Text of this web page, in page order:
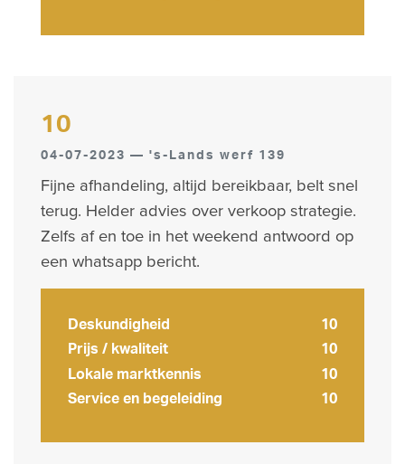
10
04-07-2023 — 's-Lands werf 139
Fijne afhandeling, altijd bereikbaar, belt snel
terug. Helder advies over verkoop strategie.
Zelfs af en toe in het weekend antwoord op
een whatsapp bericht.
Deskundigheid
10
Prijs / kwaliteit
10
Lokale marktkennis
10
Service en begeleiding
10